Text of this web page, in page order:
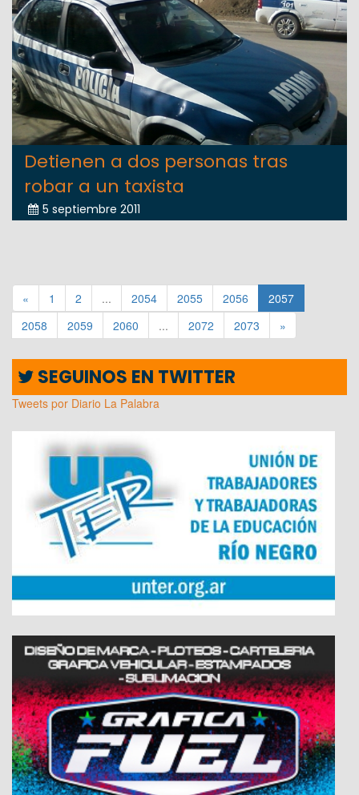
Detienen a dos personas tras
robar a un taxista
5 septiembre 2011
« 1 2 ... 2054 2055 2056
2057
2058
2059 2060 ... 2072 2073 »
SEGUINOS EN TWITTER
Tweets por Diario La Palabra